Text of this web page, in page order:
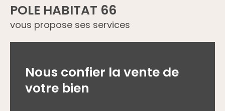
POLE HABITAT 66
vous propose ses services
Nous confier la vente de
votre bien